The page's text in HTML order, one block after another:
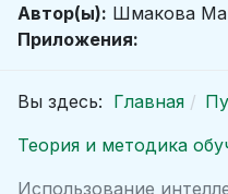
Автор(ы): Шмакова
Приложения:
Вы здесь: Главная
Теория и методика
Использование